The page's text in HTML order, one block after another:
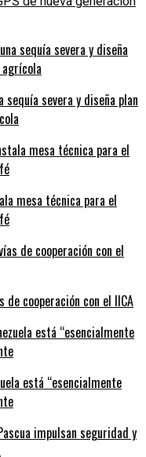
sequía severa y diseña plan
mesa técnica para el
de cooperación con el IICA
está “esencialmente